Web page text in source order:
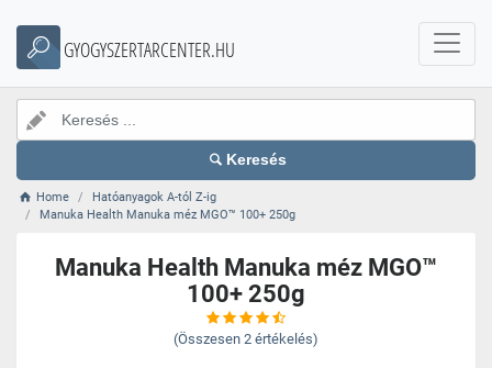
GYOGYSZERTARCENTER.HU
Keresés
Home
Hatóanyagok A-tól Z-ig
Manuka Health Manuka méz MGO™ 100+ 250g
Manuka Health Manuka méz MGO™
100+ 250g
(Összesen 2 értékelés)